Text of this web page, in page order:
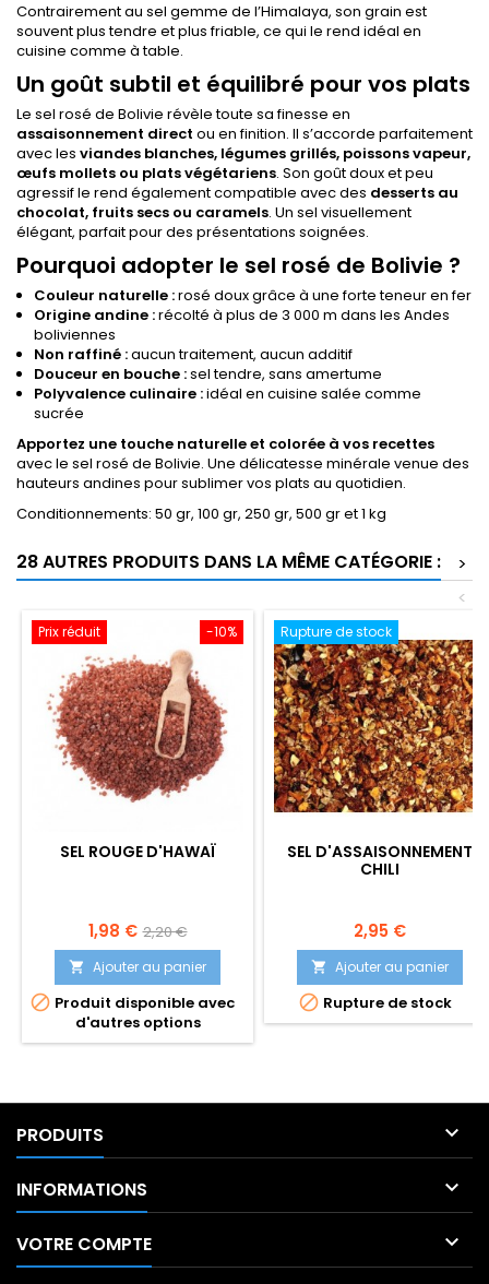
Contrairement au sel gemme de l’Himalaya, son grain est
souvent plus tendre et plus friable, ce qui le rend idéal en
cuisine comme à table.
Un goût subtil et équilibré pour vos plats
Le sel rosé de Bolivie révèle toute sa finesse en
assaisonnement direct ou en finition. Il s’accorde parfaitement
avec les viandes blanches, légumes grillés, poissons vapeur,
œufs mollets ou plats végétariens. Son goût doux et peu
agressif le rend également compatible avec des desserts au
chocolat, fruits secs ou caramels. Un sel visuellement
élégant, parfait pour des présentations soignées.
Pourquoi adopter le sel rosé de Bolivie ?
Couleur naturelle :rosé doux grâce à une forte teneur en fer
Origine andine :récolté à plus de 3 000 m dans les Andes
boliviennes
Non raffiné :aucun traitement, aucun additif
Douceur en bouche :sel tendre, sans amertume
Polyvalence culinaire :idéal en cuisine salée comme
sucrée
Apportez une touche naturelle et colorée à vos recettes
avec le sel rosé de Bolivie. Une délicatesse minérale venue des
hauteurs andines pour sublimer vos plats au quotidien.
Conditionnements: 50 gr, 100 gr, 250 gr, 500 gr et 1 kg
28 AUTRES PRODUITS DANS LA MÊME CATÉGORIE :
>
<
-10%
Prix réduit
SEL ROUGE D'HAWAÏ
Prix
1,98 € Prix
base
2,20 €
 Ajouter au panier
 Produit disponible avec
d'autres options
Rupture de stock
SEL D'ASSAISONNEMENT
CHILI
Prix
2,95 €
 Ajouter au panier
 Rupture de stock
PRODUITS 
INFORMATIONS 
VOTRE COMPTE 